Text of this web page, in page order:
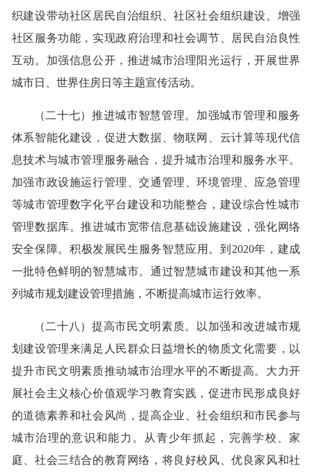
织建设带动社区居民自治组织、社区社会组织建设。增强
社区服务功能，实现政府治理和社会调节、居民自治良性
互动。加强信息公开，推进城市治理阳光运行，开展世界
城市日、世界住房日等主题宣传活动。
（二十七）推进城市智慧管理。加强城市管理和服务
体系智能化建设，促进大数据、物联网、云计算等现代信
息技术与城市管理服务融合，提升城市治理和服务水平。
加强市政设施运行管理、交通管理、环境管理、应急管理
等城市管理数字化平台建设和功能整合，建设综合性城市
管理数据库。推进城市宽带信息基础设施建设，强化网络
安全保障。积极发展民生服务智慧应用。到2020年，建成
一批特色鲜明的智慧城市。通过智慧城市建设和其他一系
列城市规划建设管理措施，不断提高城市运行效率。
（二十八）提高市民文明素质。以加强和改进城市规
划建设管理来满足人民群众日益增长的物质文化需要，以
提升市民文明素质推动城市治理水平的不断提高。大力开
展社会主义核心价值观学习教育实践，促进市民形成良好
的道德素养和社会风尚，提高企业、社会组织和市民参与
城市治理的意识和能力。从青少年抓起，完善学校、家
庭、社会三结合的教育网络，将良好校风、优良家风和社